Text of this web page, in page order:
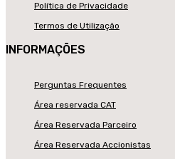
Política de Privacidade
Termos de Utilização
INFORMAÇÕES
Perguntas Frequentes
Área reservada CAT
Área Reservada Parceiro
Área Reservada Accionistas